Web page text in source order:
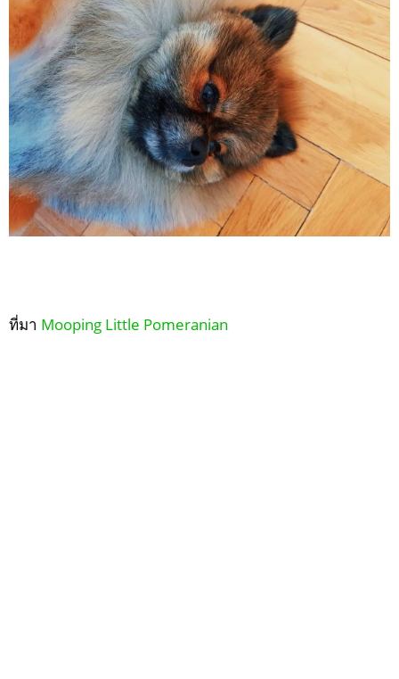
ที่มา Mooping Little Pomeranian